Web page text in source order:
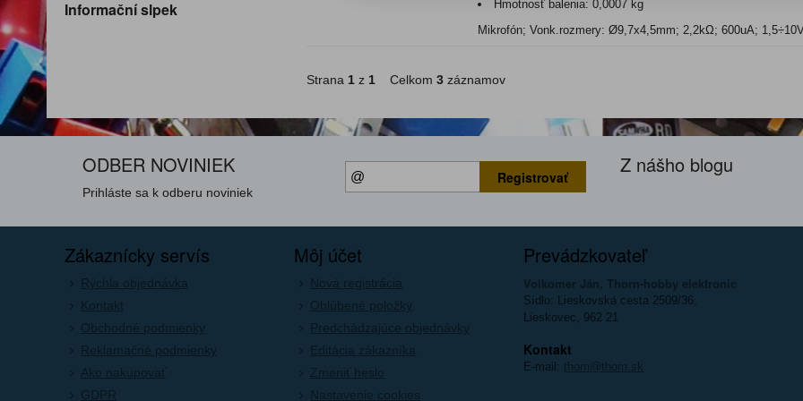
Informační slpek Hmotnosť balenia: 0,0007 kg
Mikrofón; Vonk.rozmery: Ø9,7x4,5mm; 2,2kΩ; 600uA;
Strana 1 z 1 Celkom 3 záznamov
ODBER NOVINIEK
Prihláste sa k odberu noviniek
Registrovať Z nášho blogu
Zákaznícky servís
Rýchla objednávka
Kontakt
Obchodné podmienky
Reklamačné podmienky
Ako nakupovať
GDPR
Môj účet
Nová registrácia
Oblúbené položky
Predchádzajúce objednávky
Editácia zákazníka
Zmeniť heslo
Nastavenie cookies
Prevádzkovateľ
Volkomer Ján, Thorn-hobby elektronic
Sídlo: Lieskovská cesta 2509/36,
Lieskovec, 962 21
Kontakt
E-mail: thorn@thorn.sk